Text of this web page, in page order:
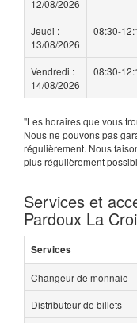
12/08/2026
Jeudi :
13/08/2026
08:30-
Vendredi :
14/08/2026
08:30-
"Les horaires que vous
Nous ne pouvons pas
régulièrement. Nous
plus régulièrement
Services et
Pardoux La
Services
Changeur de monnaie
Distributeur de billets